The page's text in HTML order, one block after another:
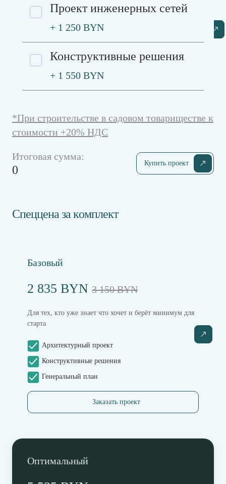
Проект инженерных сетей
+ 1 250 BYN
Конструктивные решения
+ 1 550 BYN
*При строительстве в садовом товариществе к
стоимости +20% НДС
Итоговая сумма:
0
Купить проект
Спеццена за комплект
Базовый
2 835 BYN 3 150 BYN
Для тех, кто уже знает что хочет и берёт минимум для
старта
Архитектурный проект
Конструктивные решения
Генеральный план
Заказать проект
Оптимальный